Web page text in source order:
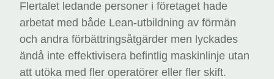
Flertalet ledande personer i företaget hade
arbetat med både Lean-utbildning av förmän
och andra förbättringsåtgärder men lyckades
ändå inte effektivisera befintlig maskinlinje utan
att utöka med fler operatörer eller fler skift.